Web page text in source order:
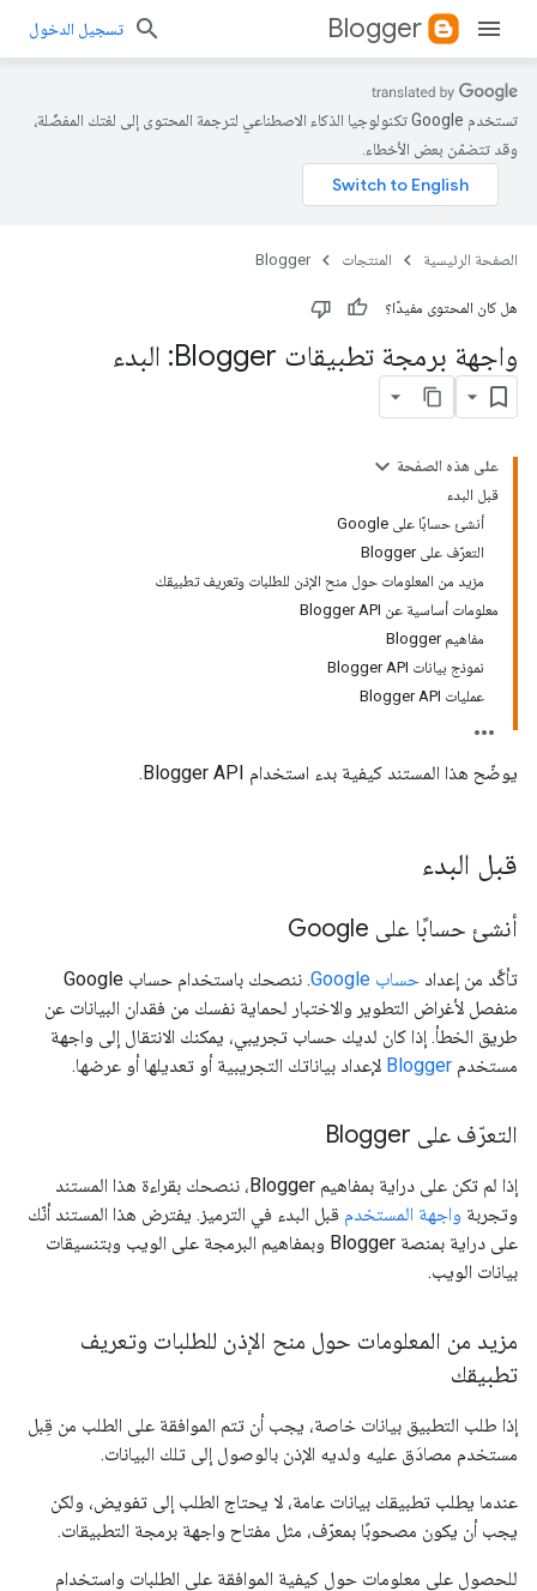
Blogger تسجيل الدخول
تستخدم Google تكنولوجيا الذكاء الاصطناعي لترجمة المحتوى إلى لغتك المفضّلة،
وقد تتضمّن بعض الأخطاء.
الصفحة الرئيسية المنتجات Blogger
هل كان المحتوى مفيدًا؟
واجهة برمجة تطبيقات Blogger: البدء
على هذه الصفحة
قبل البدء
أنشئ حسابًا على Google
التعرّف على Blogger
مزيد من المعلومات حول منح الإذن للطلبات وتعريف تطبيقك
معلومات أساسية عن Blogger API
مفاهيم Blogger
نموذج بيانات Blogger API
عمليات Blogger API
يوضّح هذا المستند كيفية بدء استخدام Blogger API.
قبل البدء
أنشئ حسابًا على Google
تأكَّد من إعداد حساب Google
. ننصحك باستخدام حساب Google
منفصل لأغراض التطوير والاختبار لحماية نفسك من فقدان البيانات عن
طريق الخطأ. إذا كان لديك حساب تجريبي، يمكنك الانتقال إلى واجهة
مستخدم Blogger لإعداد بياناتك التجريبية أو تعديلها أو عرضها.
التعرّف على Blogger
إذا لم تكن على دراية بمفاهيم Blogger، ننصحك بقراءة هذا المستند
وتجربة واجهة المستخدم قبل البدء في الترميز. يفترض هذا المستند أنّك
على دراية بمنصة Blogger وبمفاهيم البرمجة على الويب وبتنسيقات
بيانات الويب.
مزيد من المعلومات حول منح الإذن للطلبات وتعريف
تطبيقك
إذا طلب التطبيق بيانات خاصة، يجب أن تتم الموافقة على الطلب من قِبل
مستخدم مصادَق عليه ولديه الإذن بالوصول إلى تلك البيانات.
عندما يطلب تطبيقك بيانات عامة، لا يحتاج الطلب إلى تفويض، ولكن
يجب أن يكون مصحوبًا بمعرّف، مثل مفتاح واجهة برمجة التطبيقات.
للحصول على معلومات حول كيفية الموافقة على الطلبات واستخدام